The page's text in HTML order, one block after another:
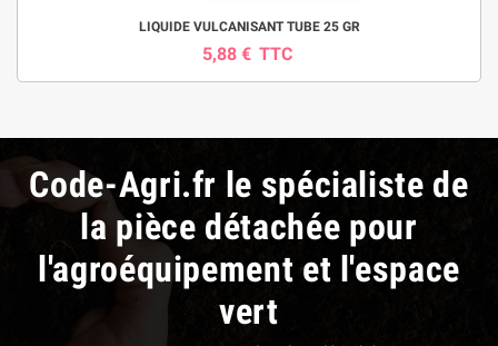
LIQUIDE VULCANISANT TUBE 25 GR
5,88 € TTC
Code-Agri.fr le spécialiste de
la pièce détachée pour
l'agroéquipement et l'espace
vert